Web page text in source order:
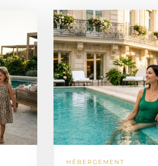
HÉBERGEMENT